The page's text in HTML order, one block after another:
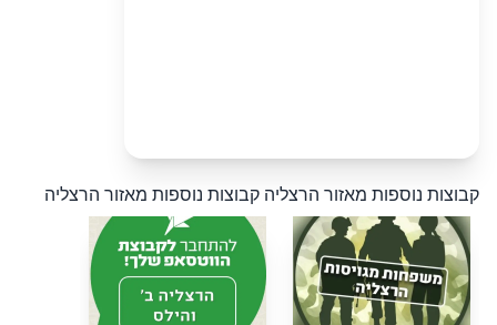
קבוצות נוספות מאזור הרצליה קבוצות נוספות מאזור הרצליה